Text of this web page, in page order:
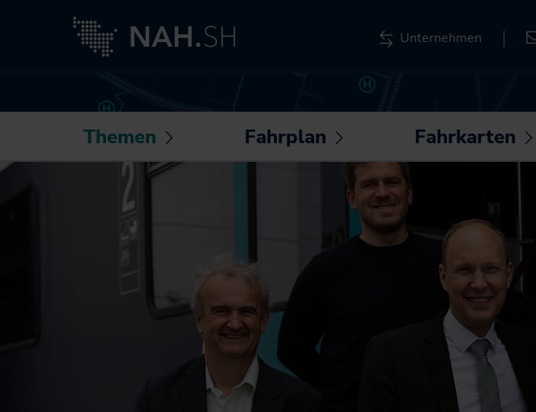
Unternehmen
Themen
Untermenü
Neuigkeiten
Besser fahren
Akkuzüge
rund um Mobilität
Fahrplan
Untermenü
öffnen /
schließen
Fahrplantabellen
Barrierefrei
unterwegs
Bike+Ride:
Informationen für
Nutzer*innen
Fahrkarten
Schulticket
SH-Tarif
Fahrkarten
SH-Card
Monatskarte im Abo
Jobticket
Handy-Ticket